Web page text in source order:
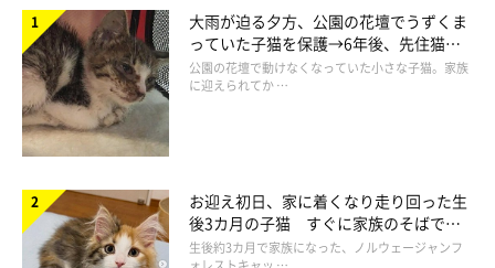
大雨が迫る夕方、公園の花壇でうずくま
っていた子猫を保護→6年後、先住猫
と“姉妹”のような関係に
公園の花壇で動けなくなっていた小さな子猫。家族
に迎えられてか …
お迎え初日、家に着くなり走り回った生
後3カ月の子猫 すぐに家族のそばで落
ち着く姿に「迎えてよかった」
生後約3カ月で家族になった、ノルウェージャンフ